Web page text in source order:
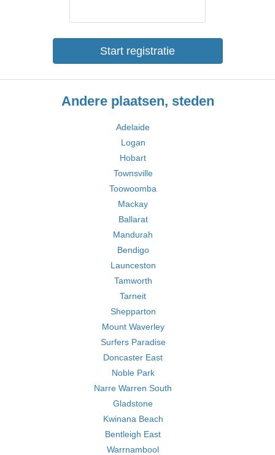
Start registratie
Andere plaatsen, steden
Adelaide
Logan
Hobart
Townsville
Toowoomba
Mackay
Ballarat
Mandurah
Bendigo
Launceston
Tamworth
Tarneit
Shepparton
Mount Waverley
Surfers Paradise
Doncaster East
Noble Park
Narre Warren South
Gladstone
Kwinana Beach
Bentleigh East
Warrnambool